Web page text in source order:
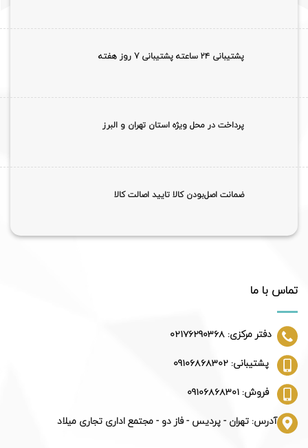
پشتیبانی ۲۴ ساعته پشتیبانی 7 روز هفته
پرداخت در محل ویژه استان تهران و البرز
ضمانت اصل‌بودن کالا تایید اصالت کالا
تماس با ما
دفتر مرکزی: 02176290368
پشتیبانی: 09106868302
فروش: 09106868301
آدرس: تهران - پردیس - فاز دو - مجتمع اداری تجاری میلاد